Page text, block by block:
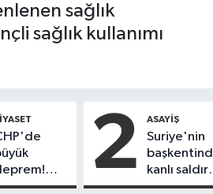
sağlık
sağlık kullanımı
2 ASAYIŞ
Suriye'nin
kanlı
Yolcu